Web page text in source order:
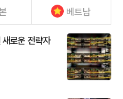
베트남
로운 전략자